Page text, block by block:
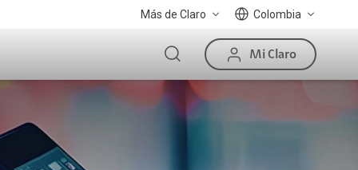
Más de Claro Colombia
Mi Claro